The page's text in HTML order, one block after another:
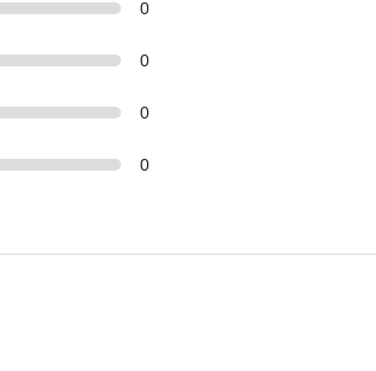
0
0
0
0